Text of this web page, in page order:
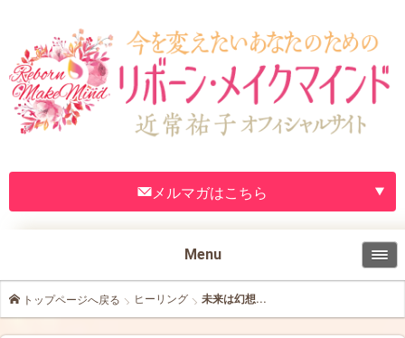
メルマガはこちら
Menu
トップページへ戻る ヒーリング 未来は幻想...